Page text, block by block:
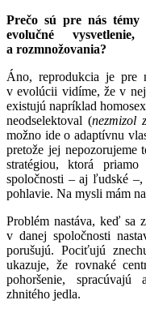
Prečo sú pre nás témy
evolučné
a rozmnožovania?
Áno, reprodukcia je pre
v evolúcii vidíme, že v
existujú napríklad
neodselektoval (nezmizol
možno ide o adaptívnu
pretože jej nepozorujeme
stratégiou, ktorá
spoločnosti – aj ľudské
pohlavie. Na mysli mám
Problém nastáva, keď sa
v danej spoločnosti
porušujú. Pociťujú
ukazuje, že rovnaké
pohoršenie,
zhnitého jedla.